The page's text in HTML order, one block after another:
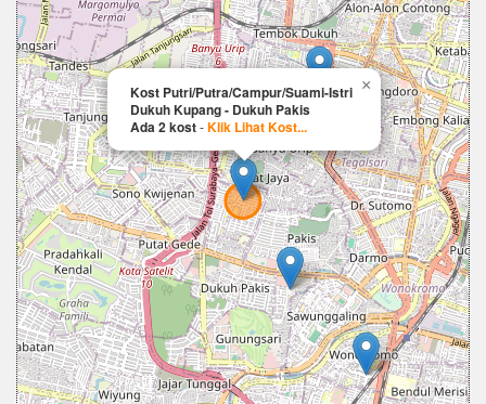
Kost Putri/Putra/Campur/Suami-Istri
Dukuh Kupang - Dukuh Pakis
Ada 2 kost-Klik Lihat Kost...
×